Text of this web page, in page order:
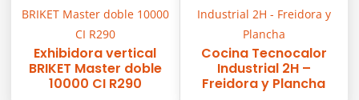
Exhibidora vertical
BRIKET Master doble
10000 CI R290
Cocina Tecnocalor
Industrial 2H –
Freidora y Plancha